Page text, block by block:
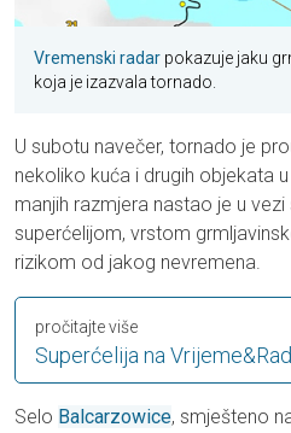
Vremenski radar pokazuje jaku
koja je izazvala tornado.
U subotu navečer, tornado je
nekoliko kuća i drugih objekata
manjih razmjera nastao je u
superćelijom, vrstom
rizikom od jakog nevremena.
Superćelija na
pročitajte više
Selo Balcarzowice, smješteno